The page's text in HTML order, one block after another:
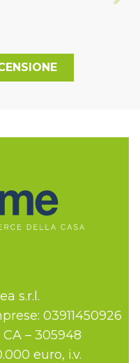
s.r.l.
03911450926
CA – 305948
euro, i.v.